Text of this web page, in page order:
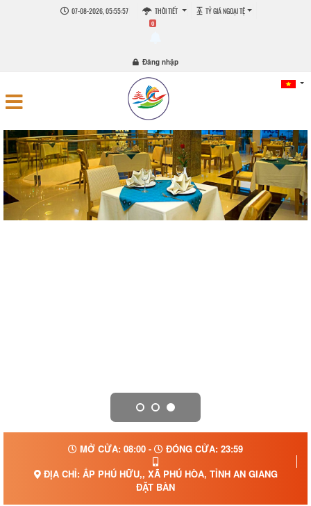
07-08-2026, 05:55:58 THỜI TIẾT TỶ GIÁ NGOẠI TỆ
0
Đăng nhập
MỞ CỬA: 08:00 -
ĐÓNG CỬA: 23:59
ĐỊA CHỈ: ẤP PHÚ HỮU,, XÃ PHÚ HÒA, TỈNH AN GIANG
ĐẶT BÀN